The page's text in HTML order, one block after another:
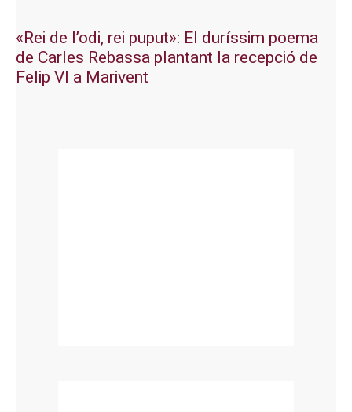
«Rei de l’odi, rei puput»: El duríssim poema
de Carles Rebassa plantant la recepció de
Felip VI a Marivent